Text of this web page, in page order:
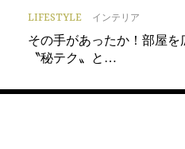
LIFESTYLE インテリア
その手があったか！部屋を
〝秘テク〟と…